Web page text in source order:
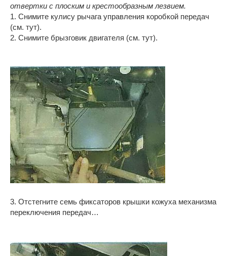
отвертки с плоским и крестообразным лезвием.
1. Снимите кулису рычага управления коробкой передач
(см. тут).
2. Снимите брызговик двигателя (см. тут).
3. Отстегните семь фиксаторов крышки кожуха механизма
переключения передач…